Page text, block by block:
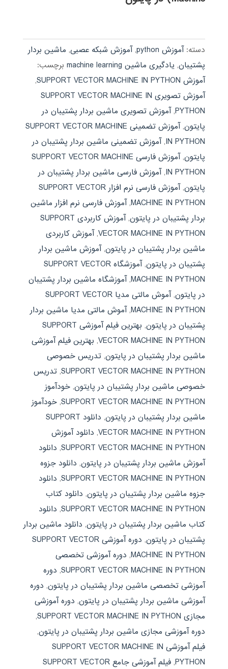
دسته:آموزش python ,آموزش شبکه عصبی, ماشین بردار
پشتیبان, یادگیری ماشین machine learning
برچسب:
آموزش SUPPORT VECTOR MACHINE IN PYTHON
,
آموزش تصویری SUPPORT VECTOR MACHINE IN
PYTHON
,آموزش تصویری ماشین بردار پشتیبان در
پایتون,
آموزش تضمینی SUPPORT VECTOR MACHINE
IN PYTHON
,آموزش تضمینی ماشین بردار پشتیبان در
پایتون,
آموزش فارسی SUPPORT VECTOR MACHINE
IN PYTHON
,آموزش فارسی ماشین بردار پشتیبان در
پایتون,
آموزش فارسی نرم افزار SUPPORT VECTOR
MACHINE IN PYTHON
,آموزش فارسی نرم افزار ماشین
بردار پشتیبان در پایتون,
آموزش کاربردی SUPPORT
VECTOR MACHINE IN PYTHON
,آموزش کاربردی
ماشین بردار پشتیبان در پایتون,آموزش ماشین بردار
پشتیبان در پایتون,
آموزشگاه SUPPORT VECTOR
MACHINE IN PYTHON
,آموزشگاه ماشین بردار پشتیبان
در پایتون,
آموش مالتی مدیا SUPPORT VECTOR
MACHINE IN PYTHON
,آموش مالتی مدیا ماشین بردار
پشتیبان در پایتون,
بهترین فیلم آموزشی SUPPORT
VECTOR MACHINE IN PYTHON
, بهترین فیلم آموزشی
ماشین بردار پشتیبان در پایتون, تدریس خصوصی
SUPPORT VECTOR MACHINE IN PYTHON
, تدریس
خصوصی ماشین بردار پشتیبان در پایتون, خودآموز
SUPPORT VECTOR MACHINE IN PYTHON
, خودآموز
ماشین بردار پشتیبان در پایتون,
دانلود SUPPORT
VECTOR MACHINE IN PYTHON
, دانلود آموزش
SUPPORT VECTOR MACHINE IN PYTHON
, دانلود
آموزش ماشین بردار پشتیبان در پایتون, دانلود جزوه
SUPPORT VECTOR MACHINE IN PYTHON
, دانلود
جزوه ماشین بردار پشتیبان در پایتون, دانلود کتاب
SUPPORT VECTOR MACHINE IN PYTHON
, دانلود
کتاب ماشین بردار پشتیبان در پایتون, دانلود ماشین بردار
پشتیبان در پایتون,
دوره آموزشی SUPPORT VECTOR
MACHINE IN PYTHON
, دوره آموزشی تخصصی
SUPPORT VECTOR MACHINE IN PYTHON
, دوره
آموزشی تخصصی ماشین بردار پشتیبان در پایتون, دوره
آموزشی ماشین بردار پشتیبان در پایتون, دوره آموزشی
مجازی SUPPORT VECTOR MACHINE IN PYTHON
,
دوره آموزشی مجازی ماشین بردار پشتیبان در پایتون,
فیلم آموزشی SUPPORT VECTOR MACHINE IN
PYTHON
,
فیلم آموزشی جامع SUPPORT VECTOR